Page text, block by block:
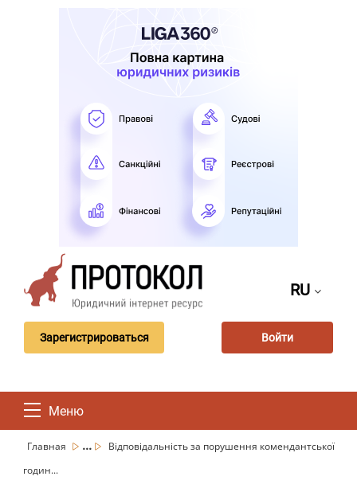
RU
Зарегистрироваться Войти
Меню
Главная ...
Відповідальність за порушення комендантської
годин...